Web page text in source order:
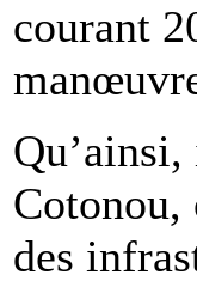
courant
Cotonou,
des